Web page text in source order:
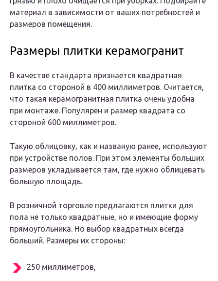
материал в зависимости от ваших потребностей и
размеров помещения.
Размеры плитки керамогранит
В качестве стандарта признается квадратная
плитка со стороной в 400 миллиметров. Считается,
что такая керамогранитная плитка очень удобна
при монтаже. Популярен и размер квадрата со
стороной 600 миллиметров.
Такую облицовку, как и названую ранее, используют
при устройстве полов. При этом элементы больших
размеров укладывается там, где нужно облицевать
большую площадь.
В розничной торговле предлагаются плитки для
пола не только квадратные, но и имеющие форму
прямоугольника. Но выбор квадратных всегда
больший. Размеры их стороны:
250 миллиметров,